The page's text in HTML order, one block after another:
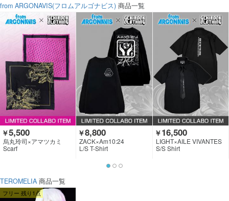
from ARGONAVIS(フロムアルゴナビス) 商品一覧
￥5,500
烏丸玲司×アマツカミ
Scarf
￥8,800
ZACK×Am10:24
L/S T-Shirt
￥16,500
LIGHT×AILE VIVANTES
S/S Shirt
TEROMELIA 商品一覧
フリー 残り1点